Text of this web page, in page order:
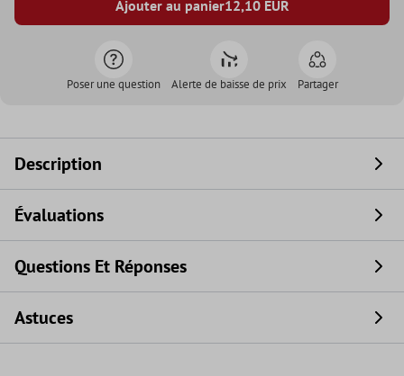
Ajouter au panier12,10EUR
Poser une question Alerte de baisse de prix Partager
Description
Évaluations
Questions Et Réponses
Astuces